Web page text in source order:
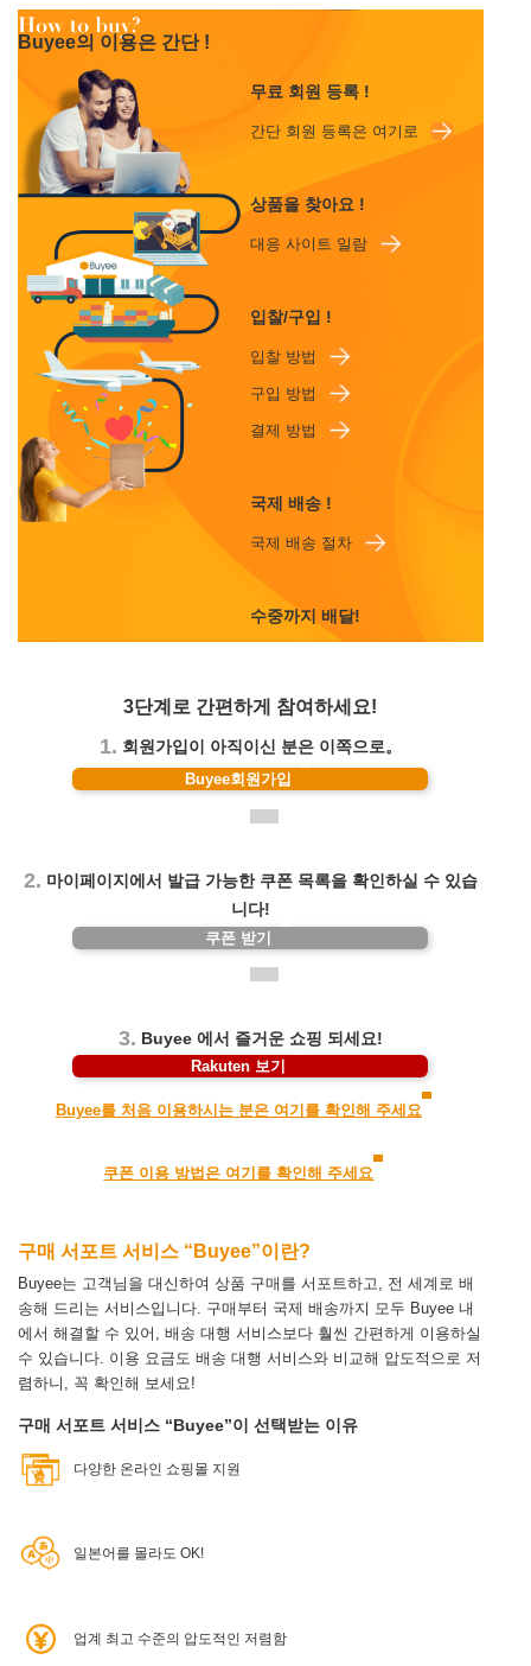
Buyee의 이용은 간단 !
무료 회원 등록 !
간단 회원 등록은 여기로
상품을 찾아요 !
대응 사이트 일람
입찰/구입 !
입찰 방법
구입 방법
결제 방법
국제 배송 !
국제 배송 절차
수중까지 배달!
3단계로 간편하게 참여하세요!
1. 회원가입이 아직이신 분은 이쪽으로。
Buyee회원가입
2. 마이페이지에서 발급 가능한 쿠폰 목록을 확인하실 수 있습
니다!
쿠폰 받기
3. Buyee 에서 즐거운 쇼핑 되세요!
Rakuten 보기
Buyee를 처음 이용하시는 분은 여기를 확인해 주세요
쿠폰 이용 방법은 여기를 확인해 주세요
구매 서포트 서비스 “Buyee”이란?
Buyee는 고객님을 대신하여 상품 구매를 서포트하고, 전 세계로 배
송해 드리는 서비스입니다. 구매부터 국제 배송까지 모두 Buyee 내
에서 해결할 수 있어, 배송 대행 서비스보다 훨씬 간편하게 이용하실
수 있습니다. 이용 요금도 배송 대행 서비스와 비교해 압도적으로 저
렴하니, 꼭 확인해 보세요!
구매 서포트 서비스 “Buyee”이 선택받는 이유
다양한 온라인 쇼핑몰 지원
일본어를 몰라도 OK!
업계 최고 수준의 압도적인 저렴함